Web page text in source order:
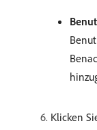
Klicken